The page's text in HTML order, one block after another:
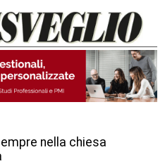
nella chiesa